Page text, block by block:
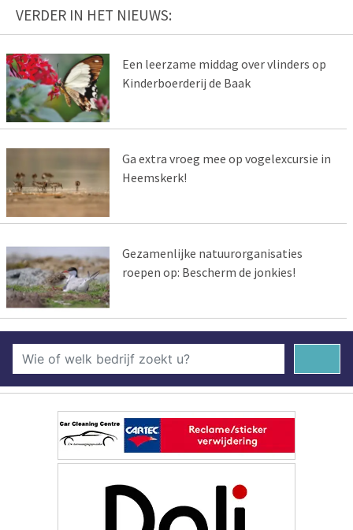
VERDER IN HET NIEUWS:
Een leerzame middag over vlinders op
Kinderboerderij de Baak
Ga extra vroeg mee op vogelexcursie in
Heemskerk!
Gezamenlijke natuurorganisaties
roepen op: Bescherm de jonkies!